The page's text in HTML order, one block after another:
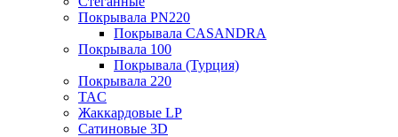
Покрывала PN220
Покрывала CASANDRA
Покрывала 100
Покрывала (Турция)
Покрывала 220
TAC
Жаккардовые LP
Сатиновые 3D